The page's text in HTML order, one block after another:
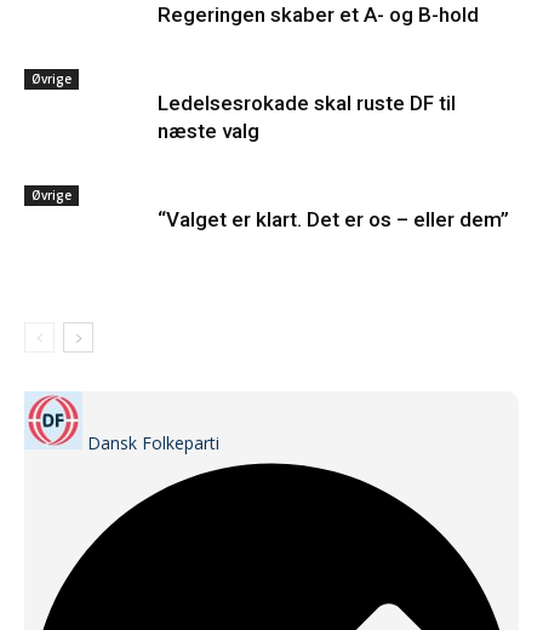
Regeringen skaber et A- og B-hold
Øvrige
Ledelsesrokade skal ruste DF til
næste valg
Øvrige
“Valget er klart. Det er os – eller dem”
Dansk Folkeparti